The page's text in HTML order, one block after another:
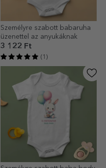
Személyre szabott babaruha
üzenettel az anyukáknak
3 122 Ft
(1)